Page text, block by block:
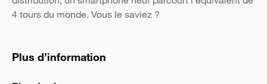
4 tours du monde. Vous le saviez ?
Plus d’information